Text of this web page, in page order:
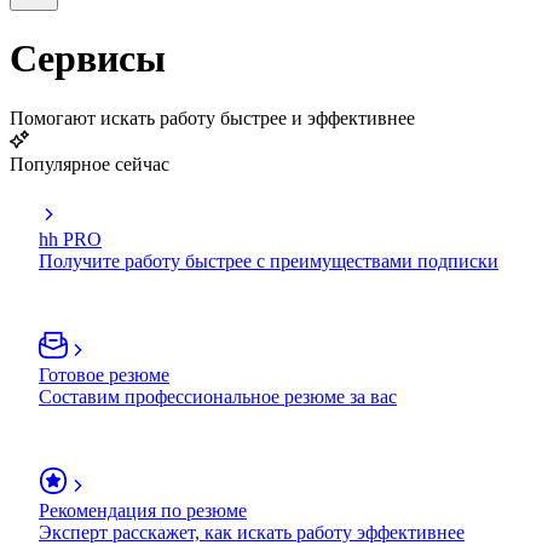
Сервисы
Помогают искать работу быстрее и эффективнее
Популярное сейчас
hh PRO
Получите работу быстрее с преимуществами подписки
Готовое резюме
Составим профессиональное резюме за вас
Рекомендация по резюме
Эксперт расскажет, как искать работу эффективнее